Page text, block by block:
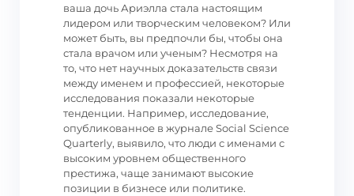
ваша дочь Ариэлла стала настоящим
лидером или творческим человеком? Или
может быть, вы предпочли бы, чтобы она
стала врачом или ученым? Несмотря на
то, что нет научных доказательств связи
между именем и профессией, некоторые
исследования показали некоторые
тенденции. Например, исследование,
опубликованное в журнале Social Science
Quarterly, выявило, что люди с именами с
высоким уровнем общественного
престижа, чаще занимают высокие
позиции в бизнесе или политике.